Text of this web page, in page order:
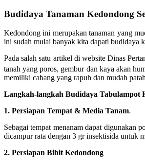
Budidaya Tanaman Kedondong
Kedondong ini merupakan tanaman yang
ini sudah mulai banyak kita dapati budidaya
Pada salah satu artikel di website Dinas
tanah yang poros, gembur dan kaya akan
memiliki cabang yang rapuh dan mudah
Langkah-langkah Budidaya Tabulampot
1. Persiapan Tempat & Media Tanam.
Sebagai tempat menanam dapat digunakan
dicampur rata dengan 3 gr insektisida untuk
2. Persiapan Bibit Kedondong